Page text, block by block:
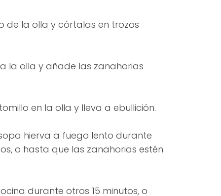
de la olla y córtalas en trozos
la olla y añade las zanahorias
en la olla y lleva a ebullición.
hierva a fuego lento durante
o hasta que las zanahorias estén
durante otros 15 minutos, o